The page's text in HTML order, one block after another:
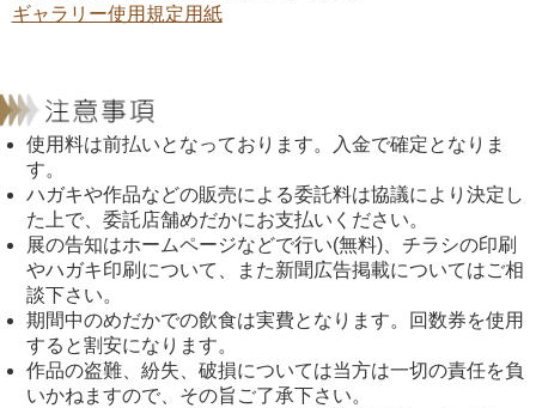
ギャラリー使用規定用紙
使用料は前払いとなっております。入金で確定となりま
す。
ハガキや作品などの販売による委託料は協議により決定し
た上で、委託店舗めだかにお支払いください。
展の告知はホームページなどで行い(無料)、チラシの印刷
やハガキ印刷について、また新聞広告掲載についてはご相
談下さい。
期間中のめだかでの飲食は実費となります。回数券を使用
すると割安になります。
作品の盗難、紛失、破損については当方は一切の責任を負
いかねますので、その旨ご了承下さい。